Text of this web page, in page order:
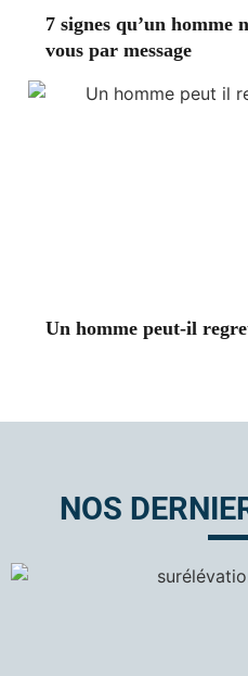
7 signes qu’un homme
vous par message
Un homme peut-il
NOS